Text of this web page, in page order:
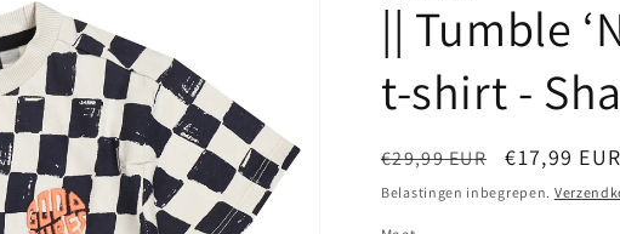
|| Tumble
t-shirt -
Normale
prijs
€29,99 EUR €17,99 EUR
Belastingen inbegrepen.